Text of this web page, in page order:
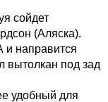
сойдет
(Аляска).
направится
вытолкан под зад
удобный для